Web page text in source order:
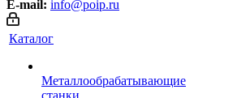
E-mail: info@poip.ru
Каталог
Металлообрабатывающие
станки